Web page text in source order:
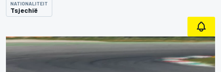
NATIONALITEIT
Tsjechië